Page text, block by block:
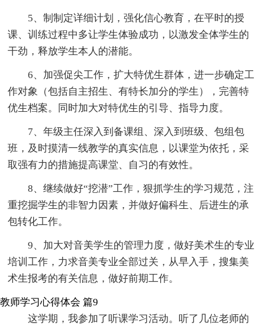
5、制制定详细计划，强化信心教育，在平时的授
课、训练过程中多让学生体验成功，以激发全体学生的
干劲，释放学生本人的潜能。
6、加强促尖工作，扩大特优生群体，进一步确定工
作对象（包括自主招生、有特长加分的学生），完善特
优生档案。同时加大对特优生的引导、指导力度。
7、年级主任深入到备课组、深入到班级、包组包
班，及时摸清一线教学的真实信息，以课堂为依托，采
取强有力的措施提高课堂、自习的有效性。
8、继续做好“挖潜”工作，狠抓学生的学习规范，注
重挖掘学生的非智力因素，并做好偏科生、后进生的承
包转化工作。
9、加大对音美学生的管理力度，做好美术生的专业
培训工作，力求音美专业全部过关，从早入手，搜集美
术生报考的有关信息，做好前期工作。
教师学习心得体会 篇9
这学期，我参加了听课学习活动。听了几位老师的